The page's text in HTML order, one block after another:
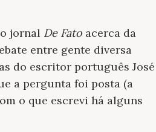
jornal De Fato acerca da
entre gente diversa
do escritor português José
a pergunta foi posta (a
o que escrevi há alguns